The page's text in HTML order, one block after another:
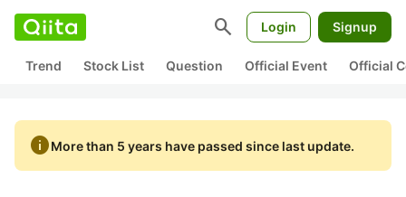
search Login Signup
Trend Stock List Question Official Event Official
infoMore than 5 years have passed since last update.